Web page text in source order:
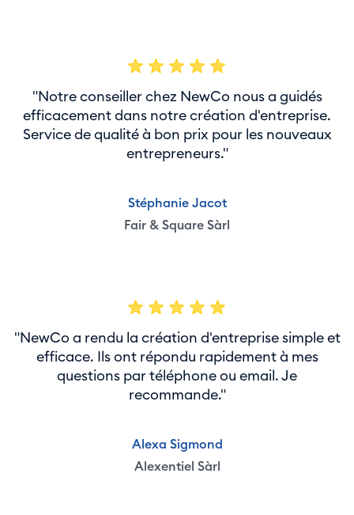
"Notre conseiller chez NewCo nous a guidés
efficacement dans notre création d'entreprise.
Service de qualité à bon prix pour les nouveaux
entrepreneurs."
Stéphanie Jacot
Fair & Square Sàrl
"NewCo a rendu la création d'entreprise simple et
efficace. Ils ont répondu rapidement à mes
questions par téléphone ou email. Je
recommande."
Alexa Sigmond
Alexentiel Sàrl